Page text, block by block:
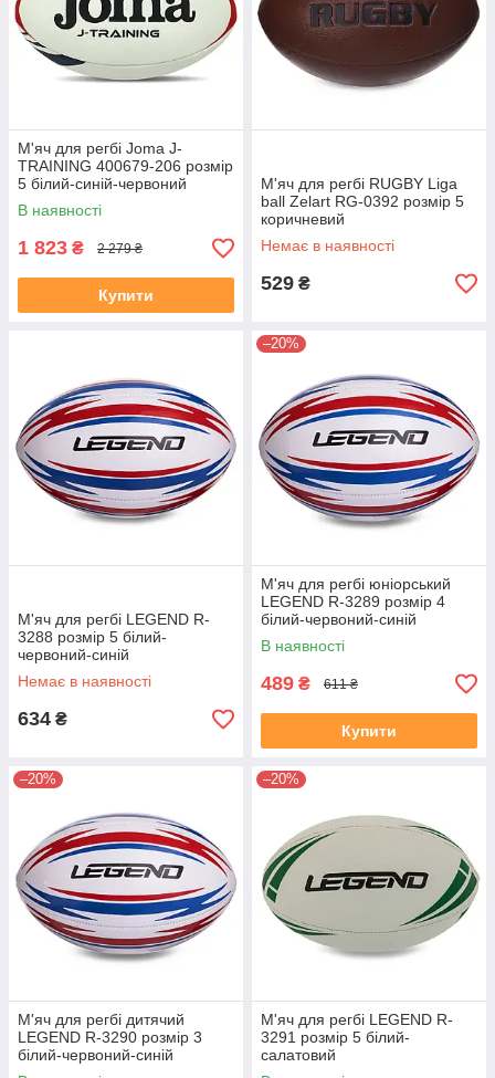
М'яч для регбі Joma J-
TRAINING 400679-206 розмір
5 білий-синій-червоний
В наявності
1 823 ₴ 2 279 ₴
Купити
М'яч для регбі RUGBY Liga
ball Zelart RG-0392 розмір 5
коричневий
Немає в наявності
529 ₴
М'яч для регбі LEGEND R-
3288 розмір 5 білий-
червоний-синій
Немає в наявності
634 ₴
–20%
М'яч для регбі юніорський
LEGEND R-3289 розмір 4
білий-червоний-синій
В наявності
489 ₴ 611 ₴
Купити
–20%
М'яч для регбі дитячий
LEGEND R-3290 розмір 3
білий-червоний-синій
–20%
М'яч для регбі LEGEND R-
3291 розмір 5 білий-
салатовий